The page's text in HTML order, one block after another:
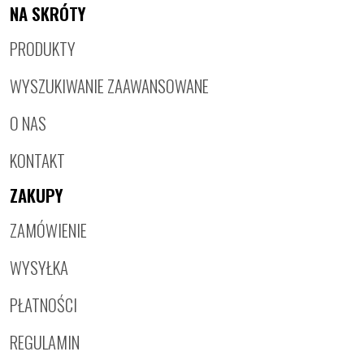
NA SKRÓTY
PRODUKTY
WYSZUKIWANIE ZAAWANSOWANE
O NAS
KONTAKT
ZAKUPY
ZAMÓWIENIE
WYSYŁKA
PŁATNOŚCI
REGULAMIN